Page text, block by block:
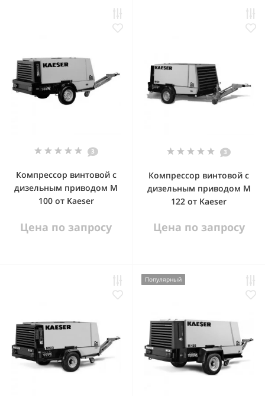
3
Компрессор винтовой с
дизельным приводом М
100 от Kaeser
Цена по запросу
3
Компрессор винтовой с
дизельным приводом М
122 от Kaeser
Цена по запросу
Популярный